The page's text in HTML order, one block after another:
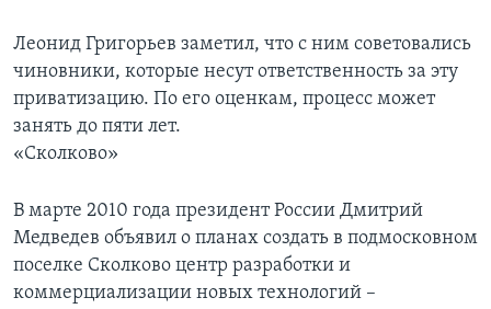
Леонид Григорьев заметил, что с ним советовались
чиновники, которые несут ответственность за эту
приватизацию. По его оценкам, процесс может
занять до пяти лет.
«Сколково»
В марте 2010 года президент России Дмитрий
Медведев объявил о планах создать в подмосковном
поселке Сколково центр разработки и
коммерциализации новых технологий –